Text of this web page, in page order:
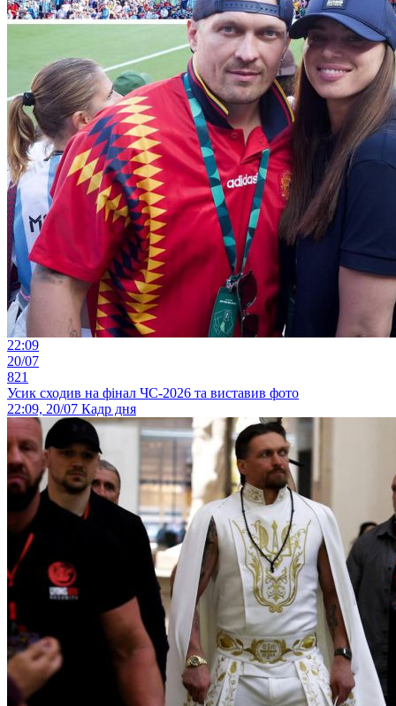
22:09
20/07
821
Усик сходив на фінал ЧС-2026 та виставив фото
22:09, 20/07 Кадр дня